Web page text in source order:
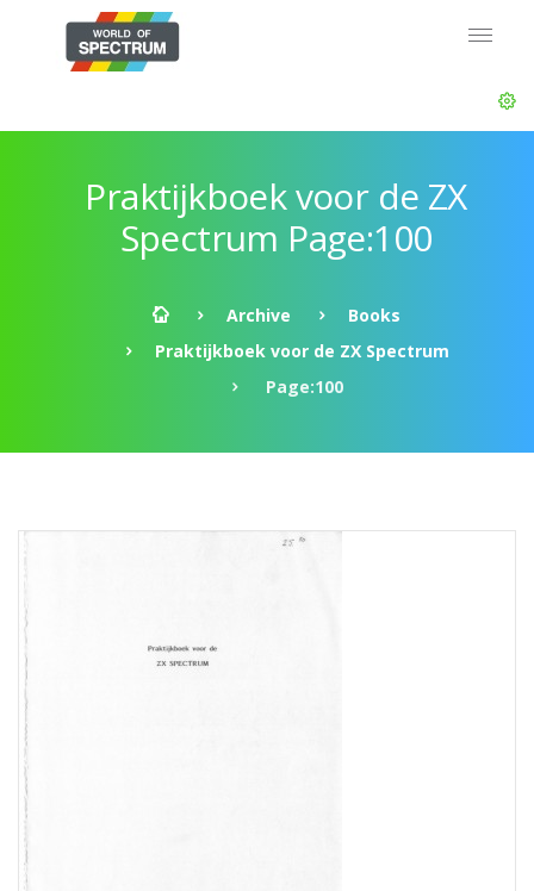
Praktijkboek voor de ZX
Spectrum Page:100
Archive
Books
Praktijkboek voor de ZX Spectrum
Page:100